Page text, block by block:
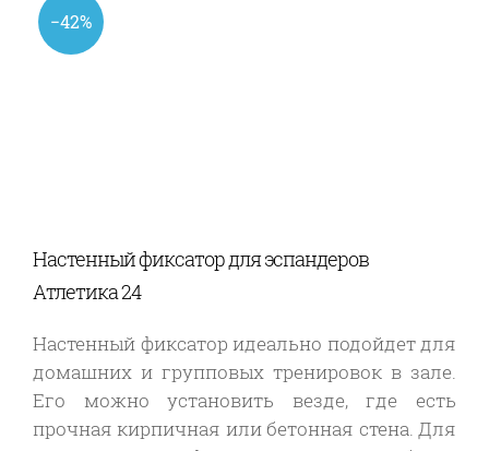
−42%
Настенный фиксатор для эспандеров
Атлетика 24
Настенный фиксатор идеально подойдет для
домашних и групповых тренировок в зале.
Его можно установить везде, где есть
прочная кирпичная или бетонная стена. Для